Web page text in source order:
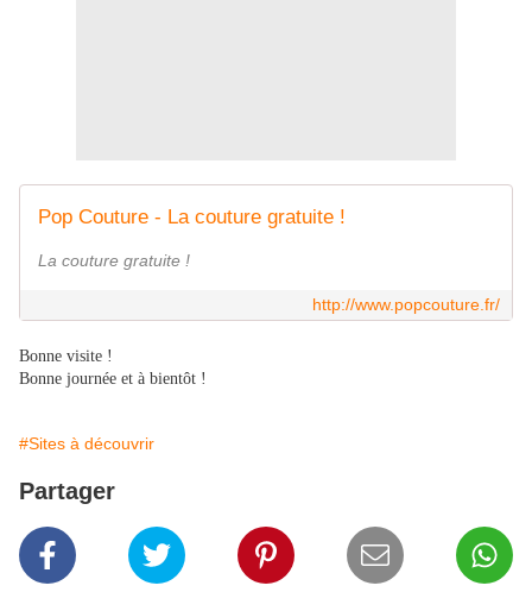
Pop Couture - La couture gratuite !
La couture gratuite !
http://www.popcouture.fr/
Bonne visite !
Bonne journée et à bientôt !
#Sites à découvrir
Partager